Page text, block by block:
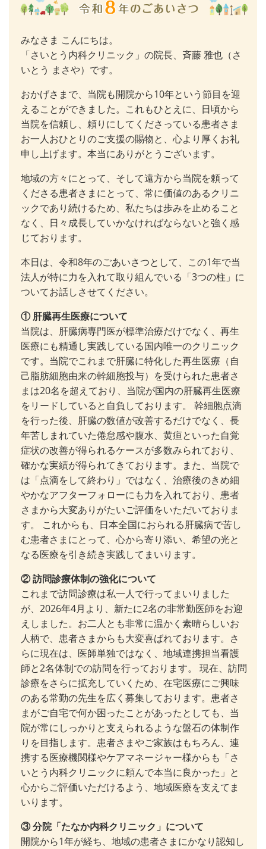
みなさま こんにちは。
「さいとう内科クリニック」の院長、斉藤 雅也（さ
いとう まさや）です。
おかげさまで、当院も開院から10年という節目を迎
えることができました。これもひとえに、日頃から
当院を信頼し、頼りにしてくださっている患者さま
お一人おひとりのご支援の賜物と、心より厚くお礼
申し上げます。本当にありがとうございます。
地域の方々にとって、そして遠方から当院を頼って
くださる患者さまにとって、常に価値のあるクリニ
ックであり続けるため、私たちは歩みを止めること
なく、日々成長していかなければならないと強く感
じております。
本日は、令和8年のごあいさつとして、この1年で当
法人が特に力を入れて取り組んでいる「3つの柱」に
ついてお話しさせてください。
① 肝臓再生医療について
当院は、肝臓病専門医が標準治療だけでなく、再生
医療にも精通し実践している国内唯一のクリニック
です。当院でこれまで肝臓に特化した再生医療（自
己脂肪細胞由来の幹細胞投与）を受けられた患者さ
まは20名を超えており、当院が国内の肝臓再生医療
をリードしていると自負しております。 幹細胞点滴
を行った後、肝臓の数値が改善するだけでなく、長
年苦しまれていた倦怠感や腹水、黄疸といった自覚
症状の改善が得られるケースが多数みられており、
確かな実績が得られてきております。また、当院で
は「点滴をして終わり」ではなく、治療後のきめ細
やかなアフターフォローにも力を入れており、患者
さまから大変ありがたいご評価をいただいておりま
す。 これからも、日本全国におられる肝臓病で苦し
む患者さまにとって、心から寄り添い、希望の光と
なる医療を引き続き実践してまいります。
② 訪問診療体制の強化について
これまで訪問診療は私一人で行ってまいりました
が、2026年4月より、新たに2名の非常勤医師をお迎
えしました。お二人とも非常に温かく素晴らしいお
人柄で、患者さまからも大変喜ばれております。さ
らに現在は、医師単独ではなく、地域連携担当看護
師と2名体制での訪問を行っております。 現在、訪問
診療をさらに拡充していくため、在宅医療にご興味
のある常勤の先生を広く募集しております。患者さ
まがご自宅で何か困ったことがあったとしても、当
院が常にしっかりと支えられるような盤石の体制作
りを目指します。患者さまやご家族はもちろん、連
携する医療機関様やケアマネージャー様からも「さ
いとう内科クリニックに頼んで本当に良かった」と
心からご評価いただけるよう、地域医療を支えてま
いります。
③ 分院「たなか内科クリニック」について
開院から1年が経ち、地域の患者さまにかなり認知し